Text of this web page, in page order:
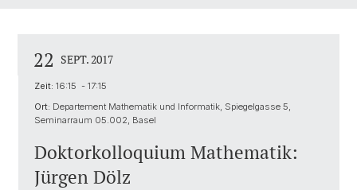
22 SEPT. 2017
Zeit: 16:15 - 17:15
Ort: Departement Mathematik und Informatik, Spiegelgasse 5,
Seminarraum 05.002, Basel
Doktorkolloquium Mathematik:
Jürgen Dölz